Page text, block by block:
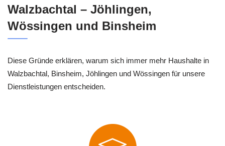
Walzbachtal – Jöhlingen,
Wössingen und Binsheim
Diese Gründe erklären, warum sich immer mehr Haushalte in
Walzbachtal, Binsheim, Jöhlingen und Wössingen für unsere
Dienstleistungen entscheiden.